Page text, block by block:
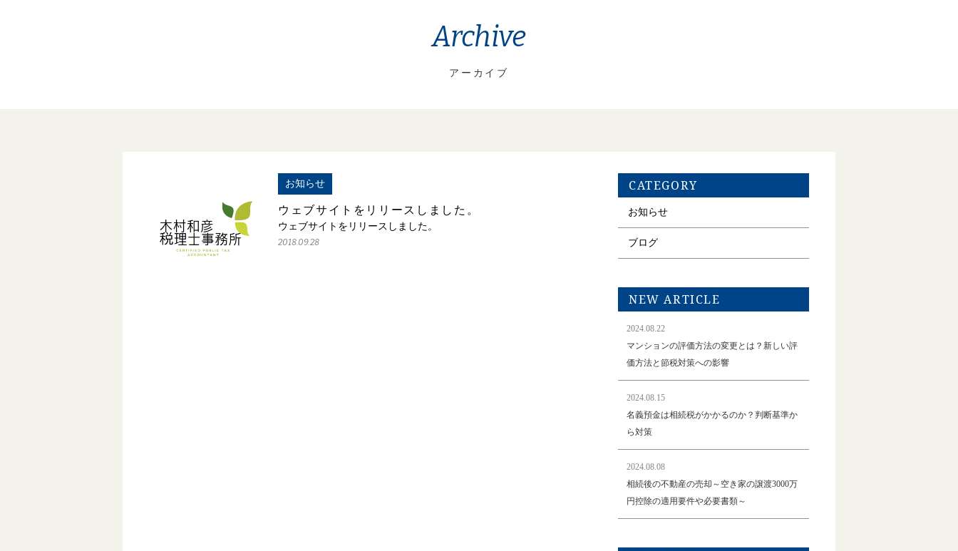
Archive
アーカイブ
お知らせ
ウェブサイトをリリースしました。
ウェブサイトをリリースしました。
2018.09.28
CATEGORY
お知らせ
ブログ
NEW ARTICLE
2024.08.22
マンションの評価方法の変更とは？新しい評
価方法と節税対策への影響
2024.08.15
名義預金は相続税がかかるのか？判断基準か
ら対策
2024.08.08
相続後の不動産の売却～空き家の譲渡3000万
円控除の適用要件や必要書類～